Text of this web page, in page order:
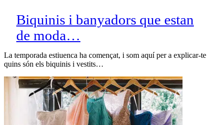
Biquinis i banyadors que estan
de moda…
La temporada estiuenca ha començat, i som aquí per a explicar-te
quins són els biquinis i vestits…